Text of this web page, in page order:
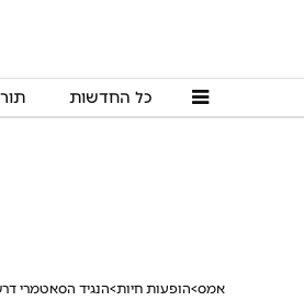
כל החדשות
אמס הופעות חיות הנגיד הסאטמרי